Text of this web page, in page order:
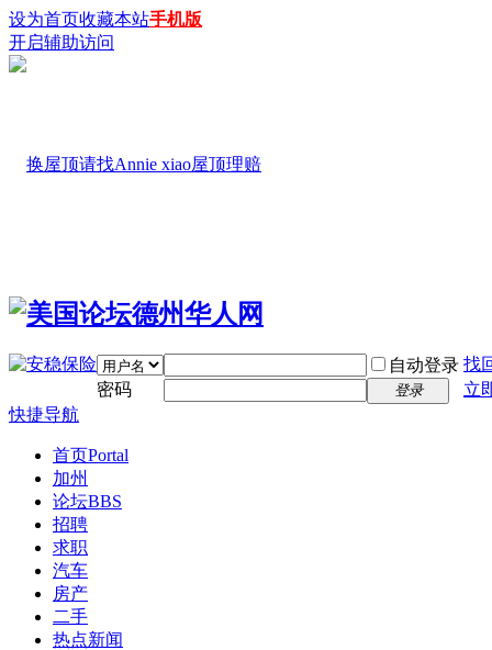
设为首页收藏本站手机版
开启辅助访问
自动登录 找
密码
登录
立
快捷导航
首页Portal
加州
论坛BBS
招聘
求职
汽车
房产
二手
热点新闻